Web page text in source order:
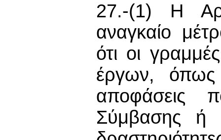
27.-(1) Η
αναγκαίο
ότι οι
έργων, όπως
αποφάσεις
Σύμβασης ή